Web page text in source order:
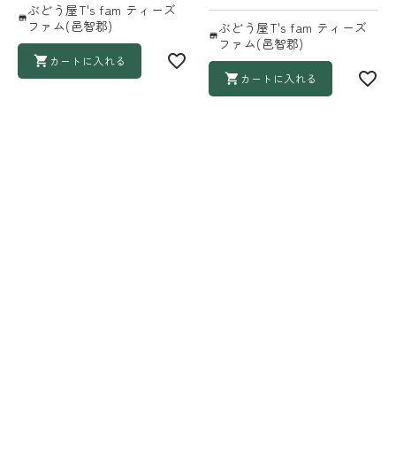
ぶどう屋T's fam ティーズ
ファム(邑智郡)
カートに入れる
ぶどう屋T's fam ティーズ
ファム(邑智郡)
カートに入れる